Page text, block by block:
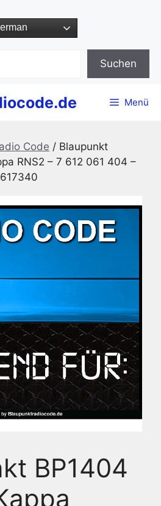
Suchen
Menü
Code / Blaupunkt
RNS2 – 7 612 061 404 –
BP1404